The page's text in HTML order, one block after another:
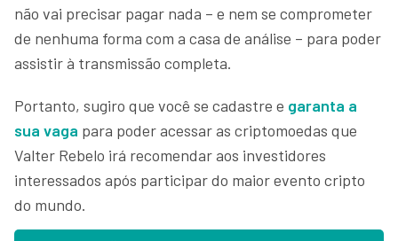
não vai precisar pagar nada – e nem se comprometer
de nenhuma forma com a casa de análise – para poder
assistir à transmissão completa.
Portanto, sugiro que você se cadastre e garanta a
sua vaga para poder acessar as criptomoedas que
Valter Rebelo irá recomendar aos investidores
interessados após participar do maior evento cripto
do mundo.